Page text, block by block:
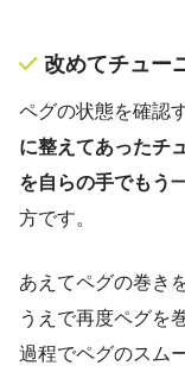
改めてチュー
ペグの状態を確認
に整えてあったチ
を自らの手でもう
方です。
あえてペグの巻き
うえで再度ペグを
過程でペグのスム